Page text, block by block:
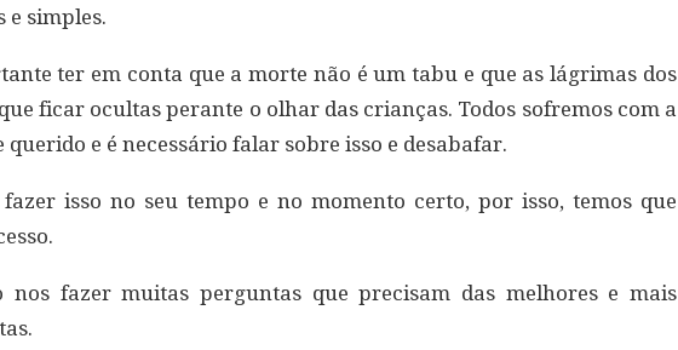
e simples.
ter em conta que a morte não é um tabu e que as lágrimas dos
ficar ocultas perante o olhar das crianças. Todos sofremos com a
querido e é necessário falar sobre isso e desabafar.
isso no seu tempo e no momento certo, por isso, temos que
nos fazer muitas perguntas que precisam das melhores e mais